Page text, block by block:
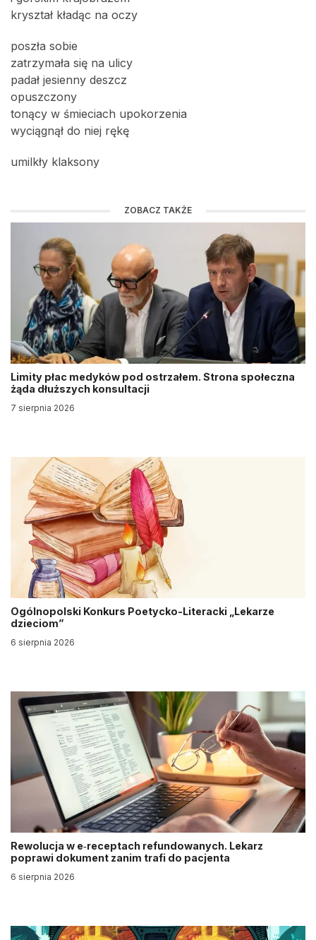
kryształ kładąc na oczy
poszła sobie
zatrzymała się na ulicy
padał jesienny deszcz
opuszczony
tonący w śmieciach upokorzenia
wyciągnął do niej rękę
umilkły klaksony
ZOBACZ TAKŻE
Limity płac medyków pod ostrzałem. Strona społeczna
żąda dłuższych konsultacji
7 sierpnia 2026
Ogólnopolski Konkurs Poetycko-Literacki „Lekarze
dzieciom”
6 sierpnia 2026
Rewolucja w e‑receptach refundowanych. Lekarz
poprawi dokument zanim trafi do pacjenta
6 sierpnia 2026